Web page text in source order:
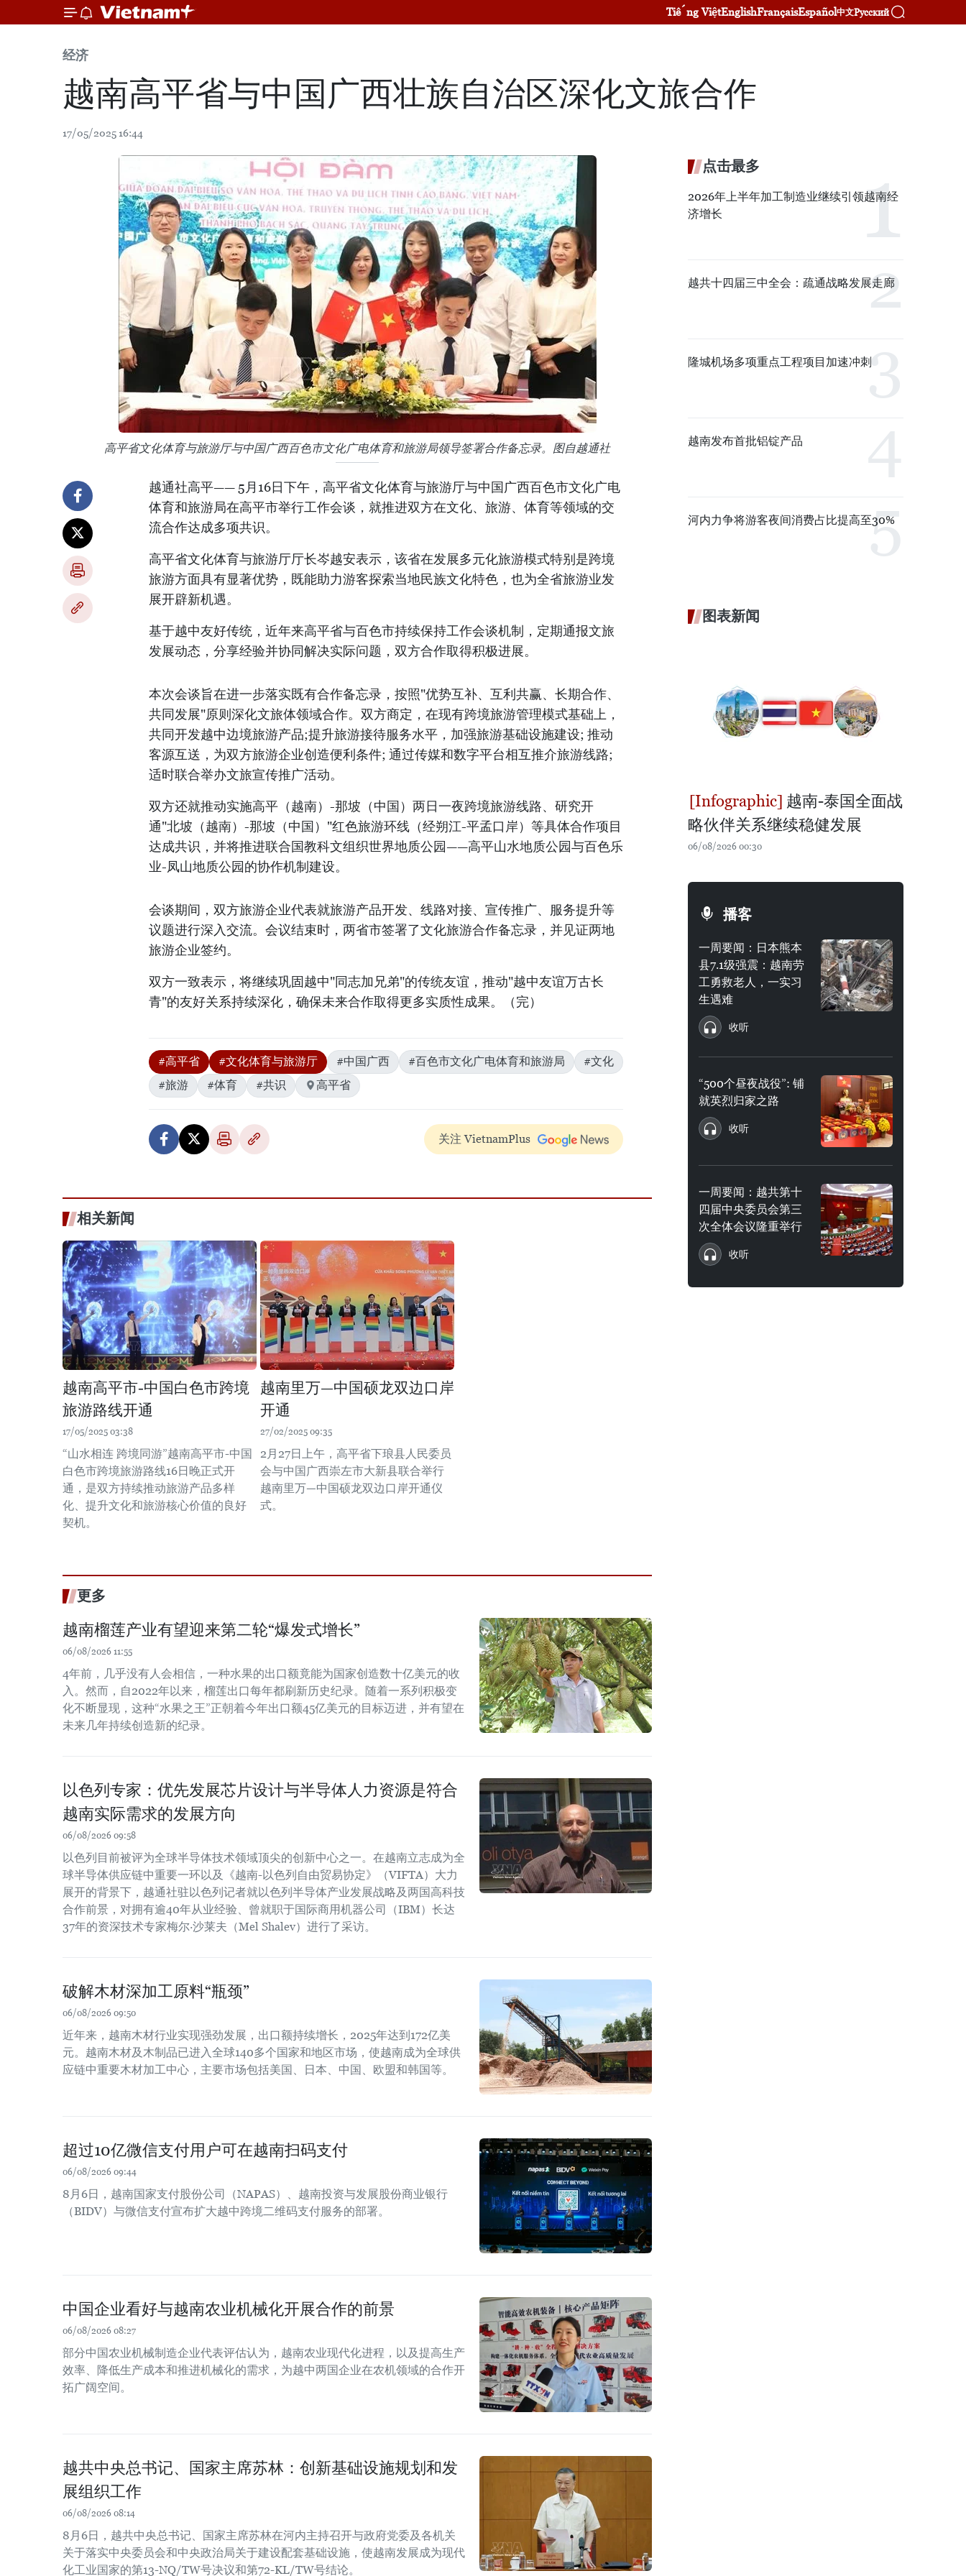
Tiếng ViệtEnglishFrançaisEspañol中文Русский
经济
越南高平省与中国广西壮族自治区深化文旅合作
17/05/2025 16:44
高平省文化体育与旅游厅与中国广西百色市文化广电体育和旅游局领导签署合作备忘录。图自越通社
越通社高平—— 5月16日下午，高平省文化体育与旅游厅与中国广西百色市文化广电
体育和旅游局在高平市举行工作会谈，就推进双方在文化、旅游、体育等领域的交
流合作达成多项共识。
高平省文化体育与旅游厅厅长岑越安表示，该省在发展多元化旅游模式特别是跨境
旅游方面具有显著优势，既能助力游客探索当地民族文化特色，也为全省旅游业发
展开辟新机遇。
基于越中友好传统，近年来高平省与百色市持续保持工作会谈机制，定期通报文旅
发展动态，分享经验并协同解决实际问题，双方合作取得积极进展。
本次会谈旨在进一步落实既有合作备忘录，按照"优势互补、互利共赢、长期合作、
共同发展"原则深化文旅体领域合作。双方商定，在现有跨境旅游管理模式基础上，
共同开发越中边境旅游产品;提升旅游接待服务水平，加强旅游基础设施建设; 推动
客源互送，为双方旅游企业创造便利条件; 通过传媒和数字平台相互推介旅游线路;
适时联合举办文旅宣传推广活动。
双方还就推动实施高平（越南）-那坡（中国）两日一夜跨境旅游线路、研究开
通"北坡（越南）-那坡（中国）"红色旅游环线（经朔江-平孟口岸）等具体合作项目
达成共识，并将推进联合国教科文组织世界地质公园——高平山水地质公园与百色乐
业-凤山地质公园的协作机制建设。
会谈期间，双方旅游企业代表就旅游产品开发、线路对接、宣传推广、服务提升等
议题进行深入交流。会议结束时，两省市签署了文化旅游合作备忘录，并见证两地
旅游企业签约。
双方一致表示，将继续巩固越中"同志加兄弟"的传统友谊，推动"越中友谊万古长
青"的友好关系持续深化，确保未来合作取得更多实质性成果。（完）
#高平省 #文化体育与旅游厅 #中国广西 #百色市文化广电体育和旅游局
#文化
#旅游
#体育 #共识 高平省
关注 VietnamPlus
相关新闻
越南高平市-中国白色市跨境
旅游路线开通
17/05/2025 03:38
“山水相连 跨境同游”越南高平市-中国
白色市跨境旅游路线16日晚正式开
通，是双方持续推动旅游产品多样
化、提升文化和旅游核心价值的良好
契机。
越南里万—中国硕龙双边口岸
开通
27/02/2025 09:35
2月27日上午，高平省下琅县人民委员
会与中国广西崇左市大新县联合举行
越南里万—中国硕龙双边口岸开通仪
式。
更多
越南榴莲产业有望迎来第二轮“爆发式增长”
06/08/2026 11:55
4年前，几乎没有人会相信，一种水果的出口额竟能为国家创造数十亿美元的收
入。然而，自2022年以来，榴莲出口每年都刷新历史纪录。随着一系列积极变
化不断显现，这种“水果之王”正朝着今年出口额45亿美元的目标迈进，并有望在
未来几年持续创造新的纪录。
以色列专家：优先发展芯片设计与半导体人力资源是符合
越南实际需求的发展方向
06/08/2026 09:58
以色列目前被评为全球半导体技术领域顶尖的创新中心之一。在越南立志成为全
球半导体供应链中重要一环以及《越南-以色列自由贸易协定》（VIFTA）大力
展开的背景下，越通社驻以色列记者就以色列半导体产业发展战略及两国高科技
合作前景，对拥有逾40年从业经验、曾就职于国际商用机器公司（IBM）长达
37年的资深技术专家梅尔·沙莱夫（Mel Shalev）进行了采访。
破解木材深加工原料“瓶颈”
06/08/2026 09:50
近年来，越南木材行业实现强劲发展，出口额持续增长，2025年达到172亿美
元。越南木材及木制品已进入全球140多个国家和地区市场，使越南成为全球供
应链中重要木材加工中心，主要市场包括美国、日本、中国、欧盟和韩国等。
超过10亿微信支付用户可在越南扫码支付
06/08/2026 09:44
8月6日，越南国家支付股份公司（NAPAS）、越南投资与发展股份商业银行
（BIDV）与微信支付宣布扩大越中跨境二维码支付服务的部署。
中国企业看好与越南农业机械化开展合作的前景
06/08/2026 08:27
部分中国农业机械制造企业代表评估认为，越南农业现代化进程，以及提高生产
效率、降低生产成本和推进机械化的需求，为越中两国企业在农机领域的合作开
拓广阔空间。
越共中央总书记、国家主席苏林：创新基础设施规划和发
展组织工作
06/08/2026 08:14
8月6日，越共中央总书记、国家主席苏林在河内主持召开与政府党委及各机关
关于落实中央委员会和中央政治局关于建设配套基础设施，使越南发展成为现代
化工业国家的第13-NQ/TW号决议和第72-KL/TW号结论。
点击最多
2026年上半年加工制造业继续引领越南经
济增长
越共十四届三中全会：疏通战略发展走廊
隆城机场多项重点工程项目加速冲刺
越南发布首批铝锭产品
河内力争将游客夜间消费占比提高至30%
图表新闻
越南-泰国全面战
略伙伴关系继续稳健发展
06/08/2026 00:30
播客
一周要闻：日本熊本
县7.1级强震：越南劳
工勇救老人，一实习
生遇难
收听
“500个昼夜战役”: 铺
就英烈归家之路
收听
一周要闻：越共第十
四届中央委员会第三
次全体会议隆重举行
收听